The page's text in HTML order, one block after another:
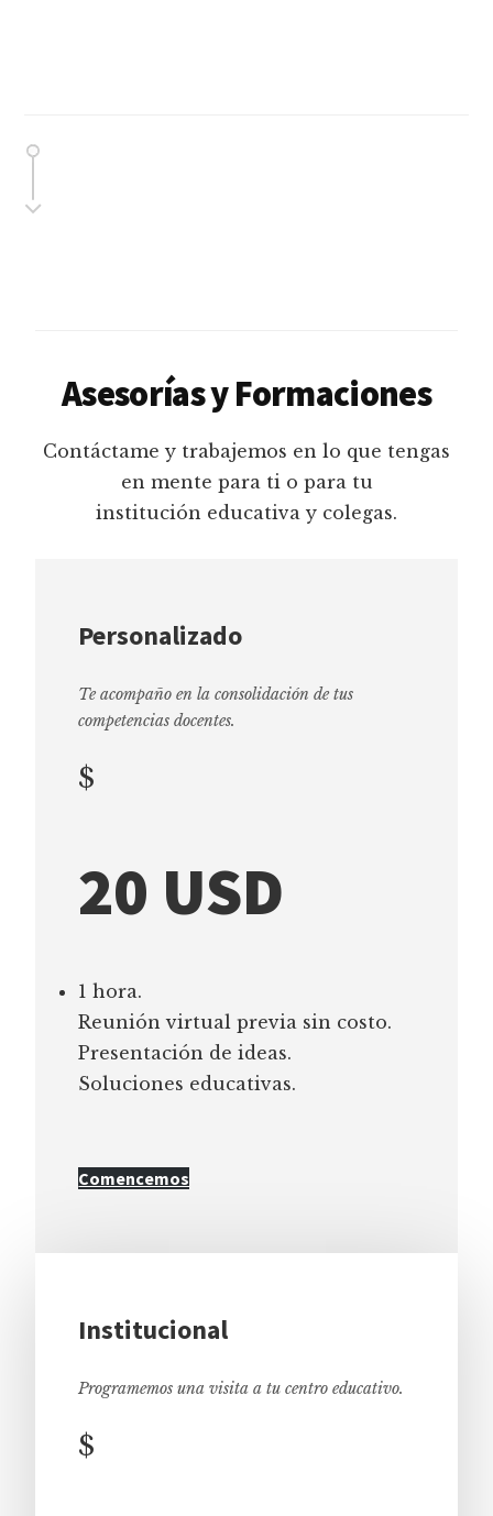
Asesorías y Formaciones
Contáctame y trabajemos en lo que tengas
en mente para ti o para tu
institución educativa y colegas.
Personalizado
Te acompaño en la consolidación de tus
competencias docentes.
$
20 USD
1 hora.
Reunión virtual previa sin costo.
Presentación de ideas.
Soluciones educativas.
Comencemos
Institucional
Programemos una visita a tu centro educativo.
$